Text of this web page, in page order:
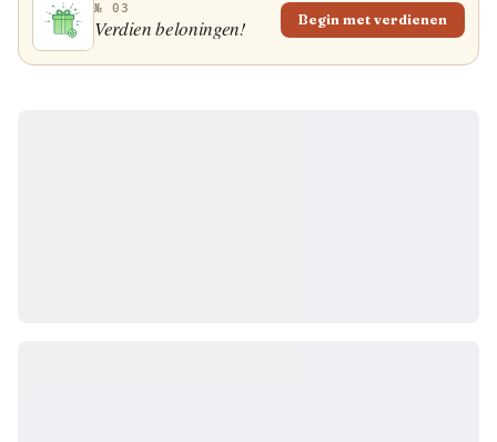
№ 03
Verdien beloningen! Begin met verdienen